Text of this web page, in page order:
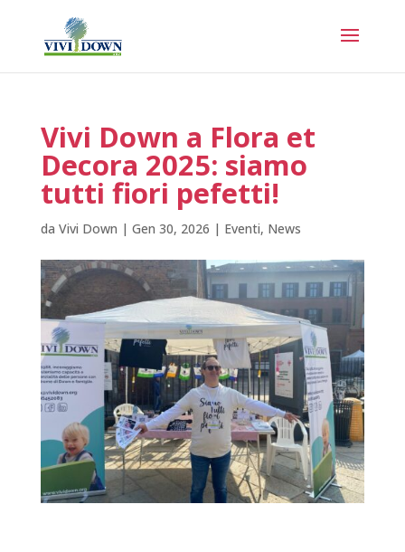
Vivi Down a Flora et
Decora 2025: siamo
tutti fiori pefetti!
da Vivi Down | Gen 30, 2026 | Eventi, News